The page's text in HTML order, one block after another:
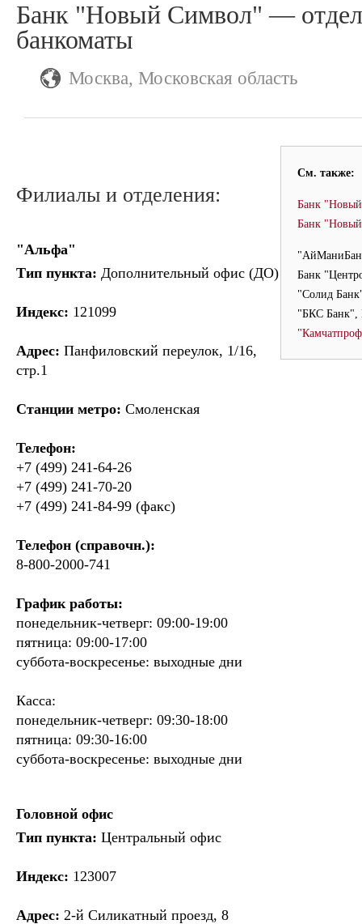
Банк "Новый Символ" —
банкоматы
Москва, Московская область
См. также:
Банк
Банк
Банк
"Солид
"БКС Банк",
Филиалы и отделения:
"Альфа"
Тип пункта: Дополнительный офис (ДО)
Индекс: 121099
Адрес: Панфиловский переулок, 1/16,
стр.1
Станции метро: Смоленская
Телефон:
+7 (499) 241-64-26
+7 (499) 241-70-20
+7 (499) 241-84-99 (факс)
Телефон (справочн.):
8-800-2000-741
График работы:
понедельник-четверг: 09:00-19:00
пятница: 09:00-17:00
суббота-воскресенье: выходные дни
Касса:
понедельник-четверг: 09:30-18:00
пятница: 09:30-16:00
суббота-воскресенье: выходные дни
Головной офис
Тип пункта: Центральный офис
Индекс: 123007
Адрес: 2-й Силикатный проезд, 8